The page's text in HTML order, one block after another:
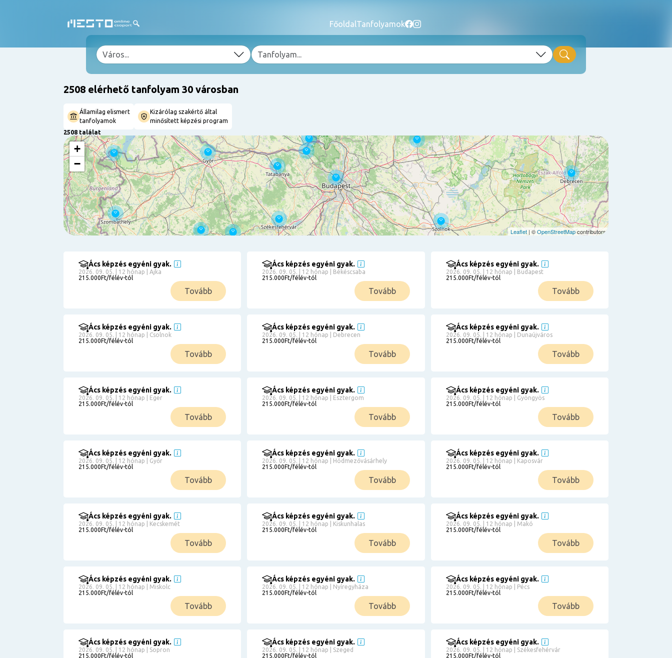
Főoldal Tanfolyamok
2508 elérhető tanfolyam 30 városban
Államilag elismert
tanfolyamok
Kizárólag szakértő által
minősített képzési program
2508 találat
+
−
Leaflet | ©OpenStreetMapcontributors
Szűrés
Érettségi
Részletfizetéssel
Ács képzés egyéni gyak.
2026. 09. 05. | 12 hónap | Ajka
215.000Ft/félév-tól
Tovább
Ács képzés egyéni gyak.
2026. 09. 05. | 12 hónap | Békéscsaba
215.000Ft/félév-tól
Tovább
Ács képzés egyéni gyak.
2026. 09. 05. | 12 hónap | Budapest
215.000Ft/félév-tól
Tovább
Ács képzés egyéni gyak.
2026. 09. 05. | 12 hónap | Csolnok
215.000Ft/félév-tól
Tovább
Ács képzés egyéni gyak.
2026. 09. 05. | 12 hónap | Debrecen
215.000Ft/félév-tól
Tovább
Ács képzés egyéni gyak.
2026. 09. 05. | 12 hónap | Dunaújváros
215.000Ft/félév-tól
Tovább
Ács képzés egyéni gyak.
2026. 09. 05. | 12 hónap | Eger
215.000Ft/félév-tól
Tovább
Ács képzés egyéni gyak.
2026. 09. 05. | 12 hónap | Esztergom
215.000Ft/félév-tól
Tovább
Ács képzés egyéni gyak.
2026. 09. 05. | 12 hónap | Gyöngyös
215.000Ft/félév-tól
Tovább
Ács képzés egyéni gyak.
2026. 09. 05. | 12 hónap | Győr
215.000Ft/félév-tól
Tovább
Ács képzés egyéni gyak.
2026. 09. 05. | 12 hónap | Hódmezővásárhely
215.000Ft/félév-tól
Tovább
Ács képzés egyéni gyak.
2026. 09. 05. | 12 hónap | Kaposvár
215.000Ft/félév-tól
Tovább
Ács képzés egyéni gyak.
2026. 09. 05. | 12 hónap | Kecskemét
215.000Ft/félév-tól
Tovább
Ács képzés egyéni gyak.
2026. 09. 05. | 12 hónap | Kiskunhalas
215.000Ft/félév-tól
Tovább
Ács képzés egyéni gyak.
2026. 09. 05. | 12 hónap | Makó
215.000Ft/félév-tól
Tovább
Ács képzés egyéni gyak.
2026. 09. 05. | 12 hónap | Miskolc
215.000Ft/félév-tól
Tovább
Ács képzés egyéni gyak.
2026. 09. 05. | 12 hónap | Nyíregyháza
215.000Ft/félév-tól
Tovább
Ács képzés egyéni gyak.
2026. 09. 05. | 12 hónap | Pécs
215.000Ft/félév-tól
Tovább
Ács képzés egyéni gyak.
2026. 09. 05. | 12 hónap | Sopron
215.000Ft/félév-tól
Ács képzés egyéni gyak.
2026. 09. 05. | 12 hónap | Szeged
215.000Ft/félév-tól
Ács képzés egyéni gyak.
2026. 09. 05. | 12 hónap | Székesfehérvár
215.000Ft/félév-tól